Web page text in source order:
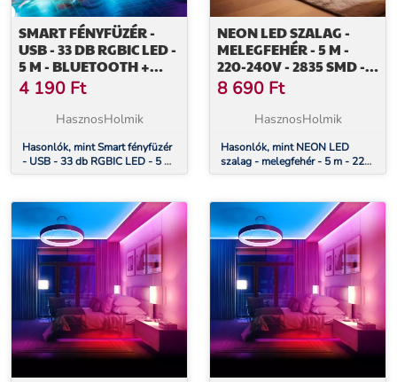
SMART FÉNYFÜZÉR -
USB - 33 DB RGBIC LED -
5 M - BLUETOOTH +
ZENE MÓD - IP65
4 190 Ft
HasznosHolmik
Hasonlók, mint Smart fényfüzér
- USB - 33 db RGBIC LED - 5 m
- Bluetooth + zene mód - IP65
NEON LED SZALAG -
MELEGFEHÉR - 5 M -
220-240V - 2835 SMD -
120 LED/M - 6W/M
8 690 Ft
HasznosHolmik
Hasonlók, mint NEON LED
szalag - melegfehér - 5 m - 220-
240V - 2835 SMD - 120 LED/m